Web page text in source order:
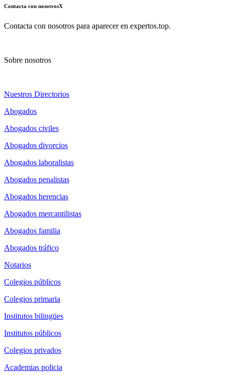
Contacta con nosotrosX
Contacta con nosotros para aparecer en expertos.top.
Sobre nosotros
Nuestros Directorios
Abogados
Abogados civiles
Abogados divorcios
Abogados laboralistas
Abogados penalistas
Abogados herencias
Abogados mercantilistas
Abogados familia
Abogados tráfico
Notarios
Colegios públicos
Colegios primaria
Institutos bilingües
Institutos públicos
Colegios privados
Academias policia